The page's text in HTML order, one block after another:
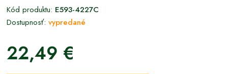
Kód produktu: E593-4227C
Dostupnosť: vypredané
22,49 €